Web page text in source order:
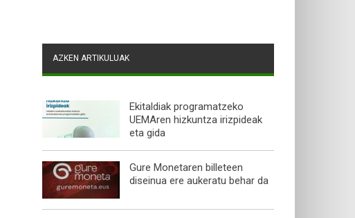
AZKEN ARTIKULUAK
Ekitaldiak programatzeko
UEMAren hizkuntza irizpideak
eta gida
Gure Monetaren billeteen
diseinua ere aukeratu behar da